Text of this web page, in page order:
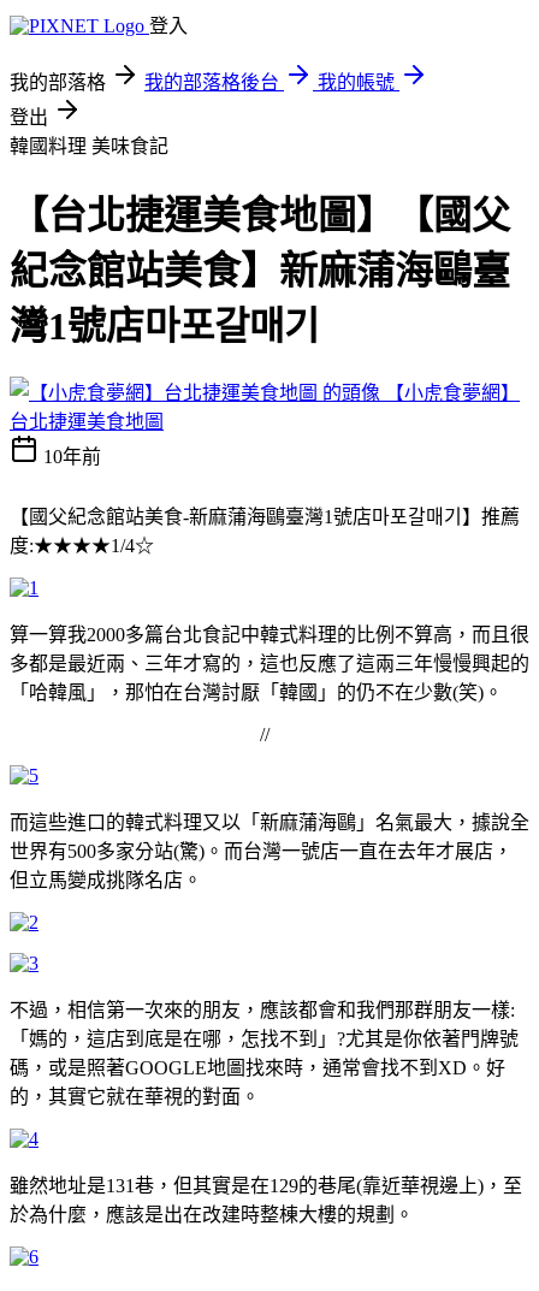
登入
我的部落格 我的部落格後台
我的帳號
登出
韓國料理 美味食記
【台北捷運美食地圖】【國父
紀念館站美食】新麻蒲海鷗臺
灣1號店마포갈매기
【小虎食夢網】
台北捷運美食地圖
10年前
【國父紀念館站美食-新麻蒲海鷗臺灣1號店마포갈매기】推薦
度:★★★★1/4☆
算一算我2000多篇台北食記中韓式料理的比例不算高，而且很
多都是最近兩、三年才寫的，這也反應了這兩三年慢慢興起的
「哈韓風」，那怕在台灣討厭「韓國」的仍不在少數(笑)。
//
而這些進口的韓式料理又以「新麻蒲海鷗」名氣最大，據說全
世界有500多家分站(驚)。而台灣一號店一直在去年才展店，
但立馬變成挑隊名店。
不過，相信第一次來的朋友，應該都會和我們那群朋友一樣:
「媽的，這店到底是在哪，怎找不到」?尤其是你依著門牌號
碼，或是照著GOOGLE地圖找來時，通常會找不到XD。好
的，其實它就在華視的對面。
雖然地址是131巷，但其實是在129的巷尾(靠近華視邊上)，至
於為什麼，應該是出在改建時整棟大樓的規劃。